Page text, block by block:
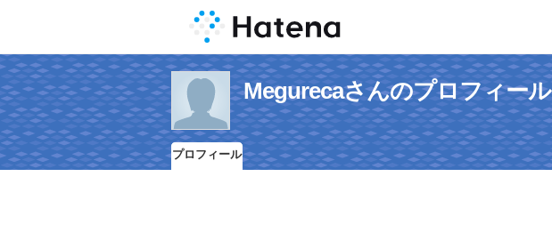
Megurecaさんのプロフィール
プロフィール